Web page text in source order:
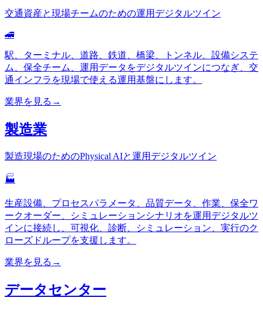
交通資産と現場チームのための運用デジタルツイン
🚄
駅、ターミナル、道路、鉄道、橋梁、トンネル、設備システ
ム、保全チーム、運用データをデジタルツインにつなぎ、交
通インフラを現場で使える運用基盤にします。
業界を見る →
製造業
製造現場のためのPhysical AIと運用デジタルツイン
🏭
生産設備、プロセスパラメータ、品質データ、作業、保全ワ
ークオーダー、シミュレーションシナリオを運用デジタルツ
インに接続し、可視化、診断、シミュレーション、実行のク
ローズドループを支援します。
業界を見る →
データセンター